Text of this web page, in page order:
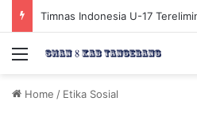
Menu
Home / Etika Sosial